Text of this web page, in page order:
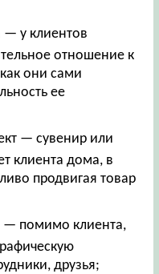
— у клиентов
отношение к
они сами
ее
— сувенир или
клиента дома, в
продвигая товар
— помимо клиента,
друзья;